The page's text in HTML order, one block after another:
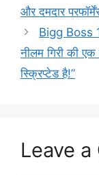
और दमदार
Bigg Boss
नीलम गिरी की
स्क्रिप्टेड है!”
Leave